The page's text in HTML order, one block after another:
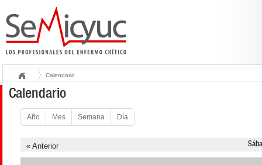
Calendario
Calendario
Año Mes Semana Día
« Anterior